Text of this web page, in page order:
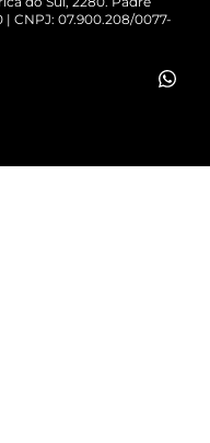
| CNPJ: 07.900.208/0077-